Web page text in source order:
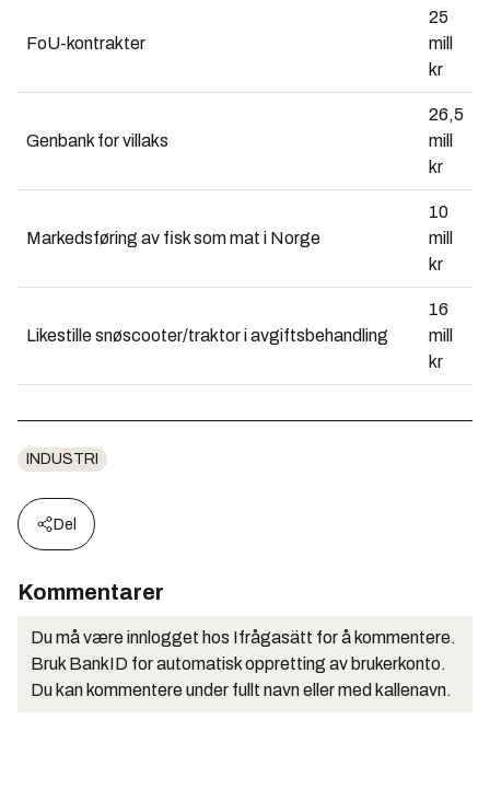
FoU-kontrakter
25
mill
kr
Genbank for villaks
26,5
mill
kr
Markedsføring av fisk som mat i Norge
10
mill
kr
Likestille snøscooter/traktor i avgiftsbehandling
16
mill
kr
INDUSTRI
Del
Kommentarer
Du må være innlogget hos Ifrågasätt for å kommentere.
Bruk BankID for automatisk oppretting av brukerkonto.
Du kan kommentere under fullt navn eller med kallenavn.